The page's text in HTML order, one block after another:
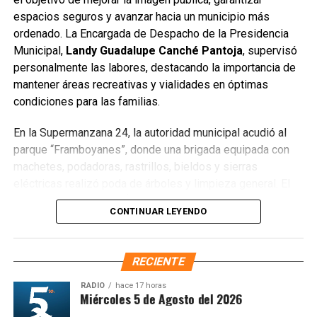
puede tramitar el certificado de discapacidad para quienes
aún no lo tengan, lo que facilita realizar todo el proceso en
un solo lugar, con atención inclusiva y sin trámites
adicionales.
La Ruta 27, de 64 kilómetros, conectará diversas zonas
habitacionales con avenidas principales y la nueva
infraestructura del Puente Nichupté, fortaleciendo la
movilidad segura y moderna en Cancún.
espacios seguros y avanzar hacia un municipio más
ordenado. La Encargada de Despacho de la Presidencia
Municipal, Landy Guadalupe Canché Pantoja, supervisó
personalmente las labores, destacando la importancia de
mantener áreas recreativas y vialidades en óptimas
condiciones para las familias.
En la Supermanzana 24, la autoridad municipal acudió al
parque “Framboyanes”, donde una brigada equipada con
machetes, podadoras, rastrillos, bieldos y sierras
director de Parques y Áreas Jardinadas,Sergio Manuel
, informó que se atendieron
metros cuadradosy se retiraron30 metros cúbicos de
, principalmente vegetales. Asimismo, exhortó a
los vecinos a conservar el área en buen estado para evitar
acumulación de basura y fauna nociva.
CONTINUAR LEYENDO
RECIENTE
RADIO hace 17 horas
Matutina Miércoles 5 de Agosto del 2026